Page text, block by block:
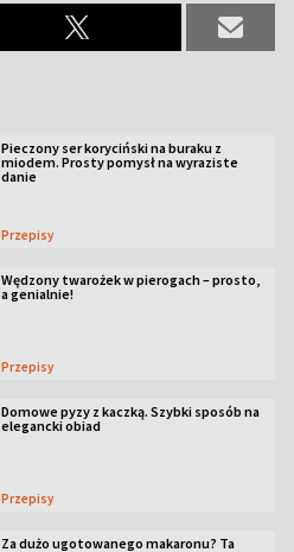
Pieczony ser koryciński na buraku z
miodem. Prosty pomysł na wyraziste
danie
Przepisy
Wędzony twarożek w pierogach – prosto,
a genialnie!
Przepisy
Domowe pyzy z kaczką. Szybki sposób na
elegancki obiad
Przepisy
Za dużo ugotowanego makaronu? Ta